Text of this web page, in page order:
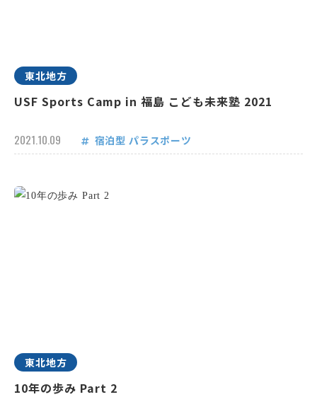
東北地方
USF Sports Camp in 福島 こども未来塾 2021
2021.10.09 宿泊型 パラスポーツ
東北地方
10年の歩み Part 2